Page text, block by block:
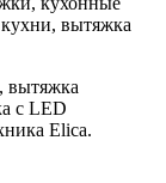
вытяжка
вытяжка
с LED
Elica.